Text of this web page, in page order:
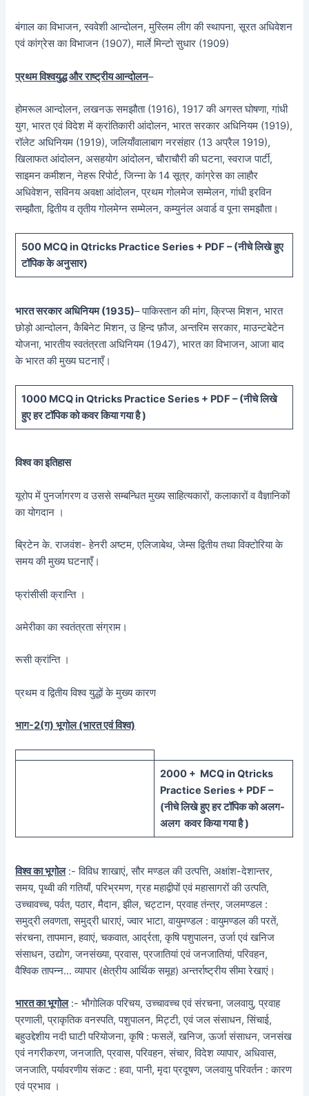
बंगाल का विभाजन, स्ववेशी आन्दोलन, मुस्लिम लीग की स्थापना, सूरत अधिवेशन
एवं कांग्रेस का विभाजन (1907), मार्ले मिन्टो सुधार (1909)
प्रथम विश्वयुद्ध और राष्ट्रीय आन्दोलन–
होमरूल आन्दोलन, लखनऊ समझौता (1916), 1917 की अगस्त घोषणा, गांधी
युग, भारत एवं विदेश में क्रांतिकारी आंदोलन, भारत सरकार अधिनियम (1919),
रॉलेट अधिनियम (1919), जलियाँवालाबाग नरसंहार (13 अप्रैल 1919),
खिलाफत आंदोलन, असहयोग आंदोलन, चौराचौरी की घटना, स्वराज पार्टी,
साइमन कमीशन, नेहरू रिपोर्ट, जिन्ना के 14 सूत्र, कांग्रेस का लाहौर
अधिवेशन, सविनय अवक्षा आंदोलन, प्रथम गोलमेज सम्मेलन, गांधी इरविन
सम्झौता, द्वितीय व तृतीय गोलमेग्न सम्मेलन, कम्युनंल अवार्ड व पूना समझौता।
500 MCQ in Qtricks Practice Series + PDF – (नीचेलिखे हुए
टॉपिक के अनुसार)
भारत सरकार अधिनियम (1935)– पाकिस्तान की मांग, क्रिप्स मिशन, भारत
छोड़ो आन्दोलन, कैबिनेट मिशन, उ हिन्द फ़ौज, अन्तरिम सरकार, माउन्टबेटेन
योजना, भारतीय स्वतंत्रता अधिनियम (1947), भारत का विभाजन, आजा बाद
के भारत की मुख्य घटनाएँ।
1000 MCQ in Qtricks Practice Series + PDF – (नीचेलिखे
हुएहर टॉपिक को कवर किया गया है )
विश्व का इतिहास
यूरोप में पुनर्जागरण व उससे सम्बन्धित मुख्य साहित्यकारों, कलाकारों व वैज्ञानिकों
का योगदान ।
ब्रिटेन के. राजवंश- हेनरी अष्टम, एलिजाबेथ, जेम्स द्वितीय तथा विक्टोरिया के
समय की मुख्य घटनाएँ।
फ्रांसीसी क्रान्ति ।
अमेरीका का स्वतंत्रता संग्राम।
रूसी क्रांन्ति ।
प्रथम व द्वितीय विश्व युद्धों के मुख्य कारण
भाग-2(ग) भूगोल (भारत एवं विश्व)
2000 + MCQ in Qtricks
Practice Series + PDF –
(नीचेलिखे हुएहर टॉपिक कोअलग-
अलग कवर किया गया है )
विश्व का भूगोल:- विविध शाखाएं, सौर मण्डल की उत्पत्ति, अक्षांश-देशान्तर,
समय, पृथ्वी की गतियाँ, परिभ्रमण, ग्रह महाद्वीपों एवं महासागरों की उत्पति,
उच्चावच्च, पर्वत, पठार, मैदान, झील, चट्टान, प्रवाह तंन्त्र, जलमण्डल :
समुद्री लवणता, समुद्री धाराएं, ज्वार भाटा, वायुमण्डल : वायुमण्डल की परतें,
संरचना, तापमान, हवाएं, चकवात, आर्द्रता, कृषि पशुपालन, उर्जा एवं खनिज
संसाधन, उद्योग, जनसंख्या, प्रवास, प्रजातियां एवं जनजातियां, परिवहन,
वैश्विक तापन्न… व्यापार (क्षेत्रीय आर्थिक समूह) अन्तर्राष्ट्रीय सीमा रेखाएं।
भारत का भूगोल:- भौगोलिक परिचय, उच्चावच्च एवं संरचना, जलवायु, प्रवाह
प्रणाली, प्राकृतिक वनस्पति, पशुपालन, मिट्टी, एवं जल संसाधन, सिंचाई,
बहुउद्देशीय नदी घाटी परियोजना, कृषि : फसलें, खनिज, ऊर्जा संसाधन, जनसंख
एवं नगरीकरण, जनजाति, प्रवास, परिवहन, संचार, विदेश व्यापार, अधिवास,
जनजाति, पर्यावरणीय संकट : हवा, पानी, मृदा प्रदूषण, जलवायु परिवर्तन : कारण
एवं प्रभाव ।